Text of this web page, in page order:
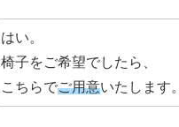
はい。
椅子をご希望でしたら、
こちらでご用意いたします。